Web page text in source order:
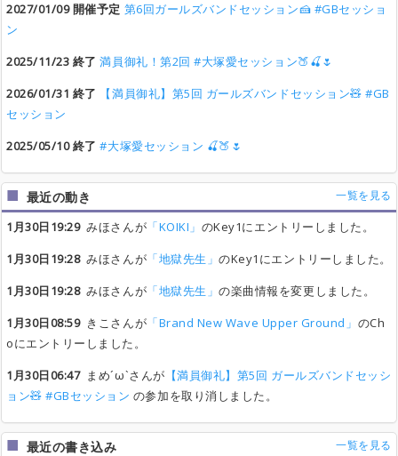
2027/01/09 開催予定 第6回ガールズバンドセッション🍰 #GBセッショ
ン
2025/11/23 終了 満員御礼！第2回 #大塚愛セッション🍑🍒🌷
2026/01/31 終了
【満員御礼】第5回 ガールズバンドセッション🧸 #GB
セッション
2025/05/10 終了 #大塚愛セッション 🍒🍑🌷
最近の動き 一覧を見る
1月30日19:29みほさんが 「KOIKI」 のKey1にエントリーしました。
1月30日19:28みほさんが 「地獄先生」のKey1にエントリーしました。
1月30日19:28みほさんが 「地獄先生」の楽曲情報を変更しました。
1月30日08:59きこさんが 「Brand New Wave Upper Ground」 のCh
oにエントリーしました。
1月30日06:47まめ´ω`さんが 【満員御礼】第5回 ガールズバンドセッシ
ョン🧸 #GBセッション の参加を取り消しました。
最近の書き込み 一覧を見る